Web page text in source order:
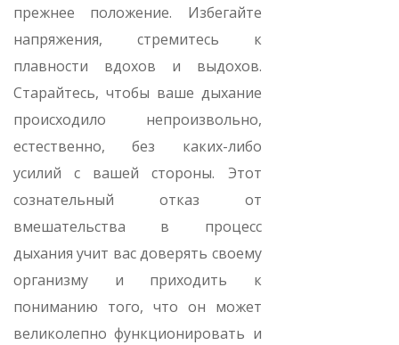
прежнее положение. Избегайте
напряжения, стремитесь к
плавности вдохов и выдохов.
Старайтесь, чтобы ваше дыхание
происходило непроизвольно,
естественно, без каких-либо
усилий с вашей стороны. Этот
сознательный отказ от
вмешательства в процесс
дыхания учит вас доверять своему
организму и приходить к
пониманию того, что он может
великолепно функционировать и